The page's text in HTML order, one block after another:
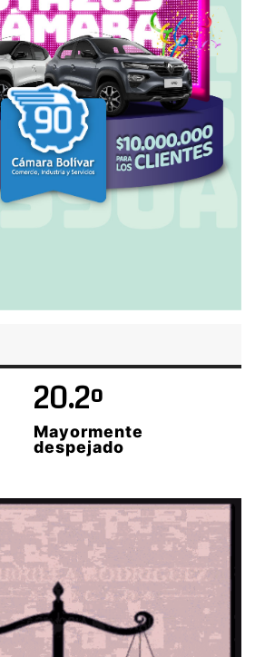
20.2º
Mayormente
despejado